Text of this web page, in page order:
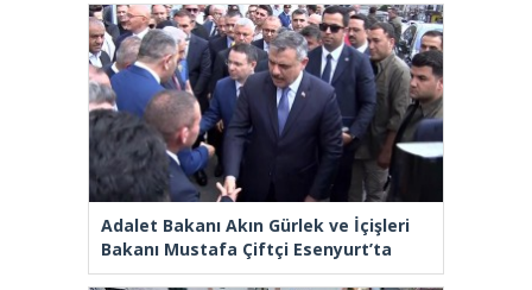
Adalet Bakanı Akın Gürlek ve İçişleri
Bakanı Mustafa Çiftçi Esenyurt’ta